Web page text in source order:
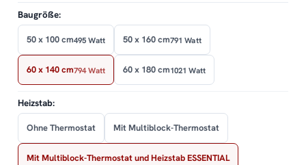
Baugröße:
50 x 100 cm495 Watt 50 x 160 cm791 Watt
60 x 140 cm794 Watt 60 x 180 cm1021 Watt
Heizstab:
Ohne Thermostat Mit Multiblock-Thermostat
Mit Multiblock-Thermostat und Heizstab ESSENTIAL